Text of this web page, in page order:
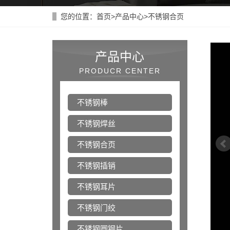
您的位置： 首页>产品中心>不锈钢合页
产品中心
PRODUCR CENTER
不锈钢棒
不锈钢焊丝
不锈钢合页
不锈钢插销
不锈钢耳片
不锈钢门绞